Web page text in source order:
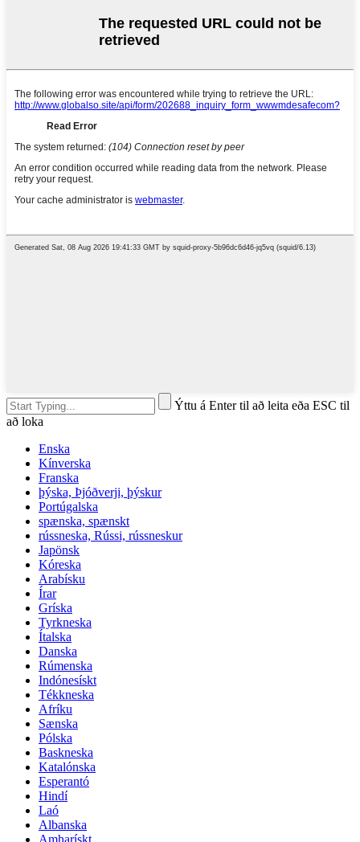
Ýttu á Enter til að leita eða ESC til
að loka
Enska
Kínverska
Franska
þýska, Þjóðverji, þýskur
Portúgalska
spænska, spænskt
rússneska, Rússi, rússneskur
Japönsk
Kóreska
Arabísku
Írar
Gríska
Tyrkneska
Ítalska
Danska
Rúmenska
Indónesískt
Tékkneska
Afríku
Sænska
Pólska
Baskneska
Katalónska
Esperantó
Hindí
Laó
Albanska
Amharískt